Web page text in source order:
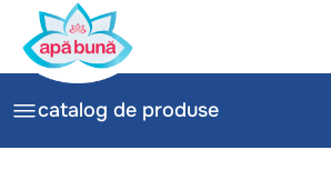
catalog de produse